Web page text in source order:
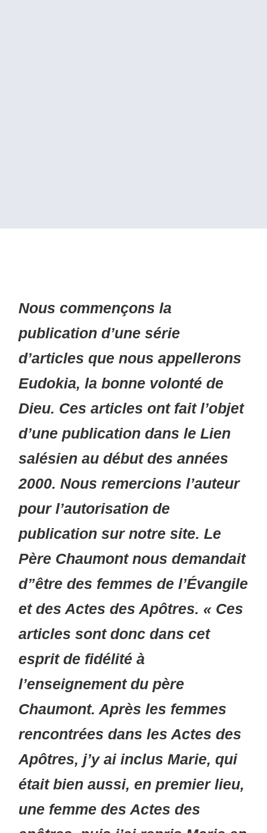
Nous commençons la
publication d’une série
d’articles que nous appellerons
Eudokia, la bonne volonté de
Dieu. Ces articles ont fait l’objet
d’une publication dans le Lien
salésien au début des années
2000. Nous remercions l’auteur
pour l’autorisation de
publication sur notre site. Le
Père Chaumont nous demandait
d”être des femmes de l’Évangile
et des Actes des Apôtres. « Ces
articles sont donc dans cet
esprit de fidélité à
l’enseignement du père
Chaumont. Après les femmes
rencontrées dans les Actes des
Apôtres, j’y ai inclus Marie, qui
était bien aussi, en premier lieu,
une femme des Actes des